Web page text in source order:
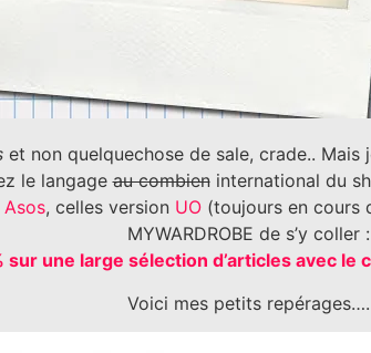
et non quelquechose de sale, crade.. Mais
le langageau combieninternational du
Asos, celles version UO(toujours en cours
MYWARDROBE de s’y coller :
sur une large sélection d’articles avec le
Voici mes petits repérages….